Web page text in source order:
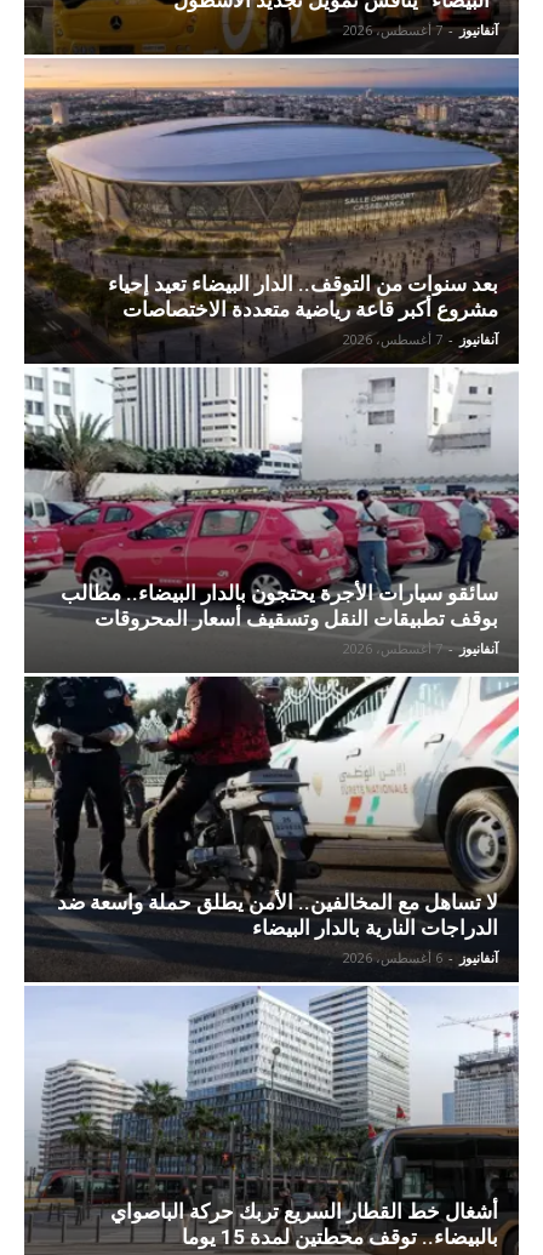
آنفانيوز - 7 أغسطس، 2026
بعد سنوات من التوقف.. الدار البيضاء تعيد إحياء
مشروع أكبر قاعة رياضية متعددة الاختصاصات
آنفانيوز - 7 أغسطس، 2026
سائقو سيارات الأجرة يحتجون بالدار البيضاء.. مطالب
بوقف تطبيقات النقل وتسقيف أسعار المحروقات
آنفانيوز - 7 أغسطس، 2026
لا تساهل مع المخالفين.. الأمن يطلق حملة واسعة ضد
الدراجات النارية بالدار البيضاء
آنفانيوز - 6 أغسطس، 2026
أشغال خط القطار السريع تربك حركة الباصواي
بالبيضاء.. توقف محطتين لمدة 15 يوما